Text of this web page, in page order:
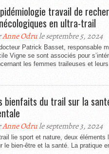
travail de
en ultra-trail
Anne Odrule septembre 5, 2024
Patrick Basset, responsable
Vigne se sont associés pour
les femmes traileuses et
bienfaits du trail sur la
Anne Odrule septembre 3, 2024
lie sport et nature, deux éléments
le bien-être et la santé. La pratique